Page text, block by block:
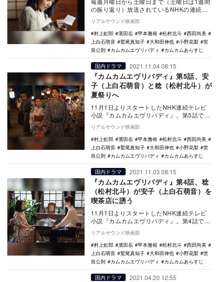
の振り返り）放送されているNHKの連続テ
レビ小説『カムカムエヴリバディ』。11月8
日放送…
リアルサウンド映画部
村上虹郎
濱田岳 甲本雅裕 松村北斗
西田尚美
上白石萌音
鷲尾真知子 大和田伸也 小野花梨
世
良公則
カムカムエヴリバディ カムカムあらすじ
国内ドラマ 2021.11.04 08:15
『カムカムエヴリバディ』第5話、安
子（上白石萌音）と稔（松村北斗）が
夏祭りへ
11月1日よりスタートしたNHK連続テレビ
小説『カムカムエヴリバディ』。第5話で
は、安子（上白石萌音）と稔（松村北斗）
が2人で夏…
リアルサウンド映画部
村上虹郎
濱田岳 甲本雅裕 松村北斗
西田尚美
上白石萌音
鷲尾真知子 大和田伸也 小野花梨
世
良公則
カムカムエヴリバディ カムカムあらすじ
国内ドラマ 2021.11.03 08:15
『カムカムエヴリバディ』第4話、稔
（松村北斗）が安子（上白石萌音）を
喫茶店に誘う
11月1日よりスタートしたNHK連続テレビ
小説『カムカムエヴリバディ』。第4話で
は、稔（松村北斗）が安子（上白石萌音）
を喫茶店に…
リアルサウンド映画部
村上虹郎
濱田岳 甲本雅裕 松村北斗
西田尚美
上白石萌音
鷲尾真知子 大和田伸也 小野花梨
世
良公則
カムカムエヴリバディ カムカムあらすじ
国内ドラマ 2021.04.20 12:55